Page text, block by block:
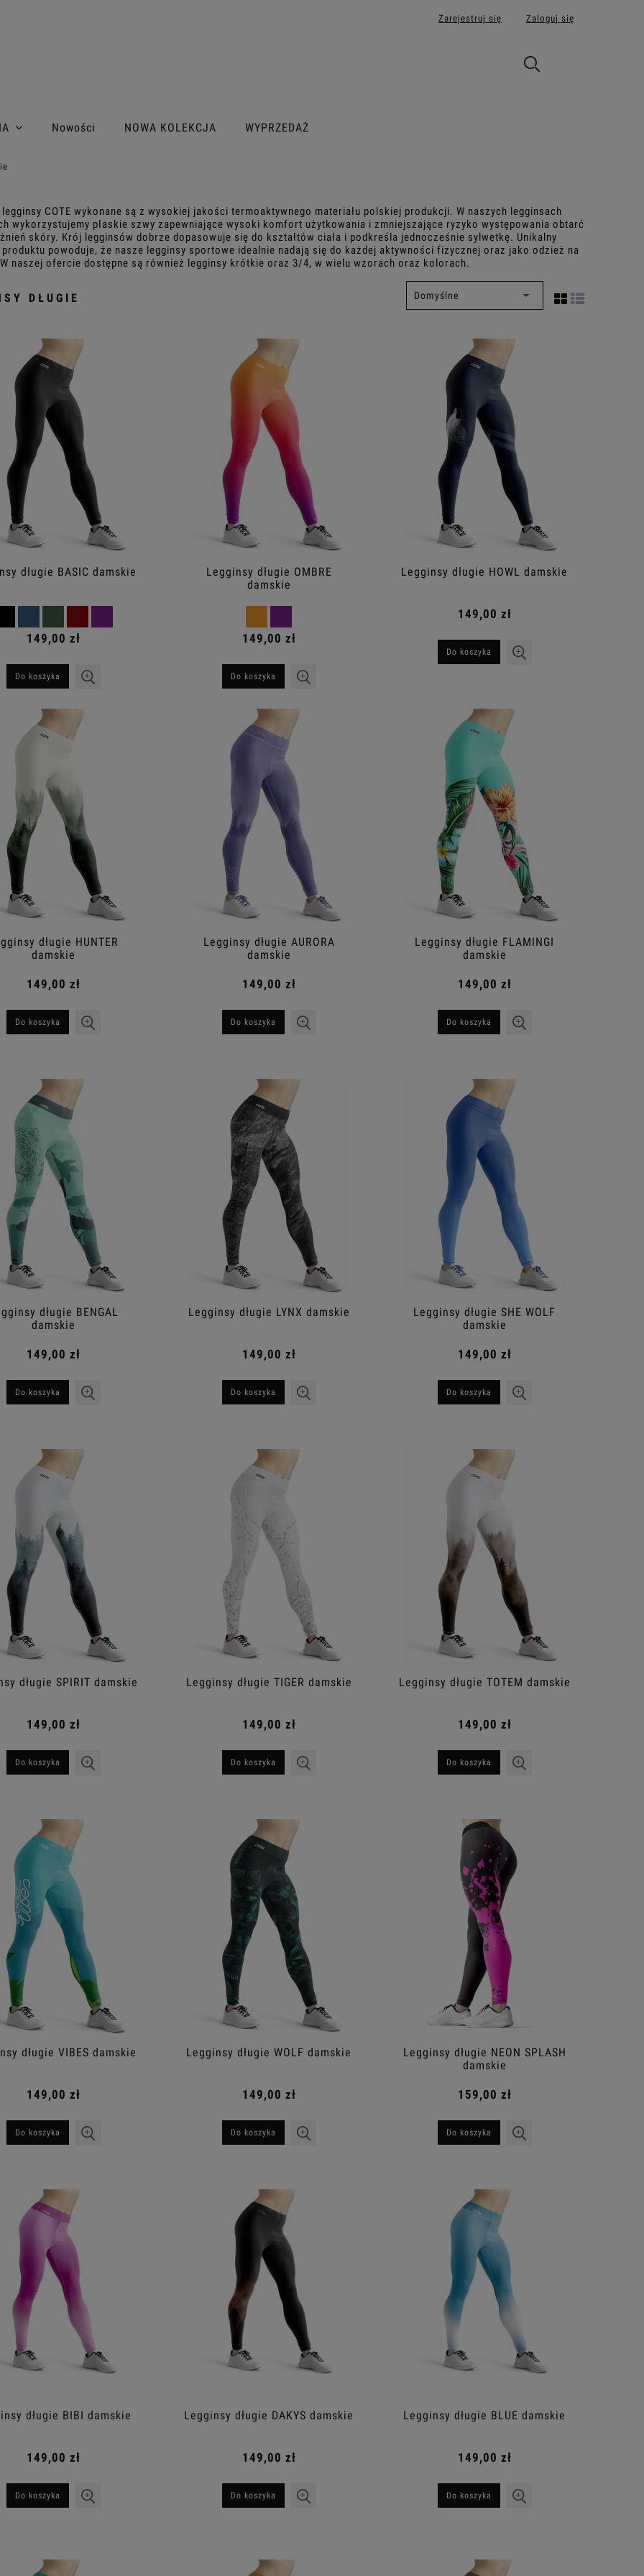
Zarejestruj się Zaloguj się
Nowości NOWA KOLEKCJA WYPRZEDAŻ
COTE wykonane są z wysokiej jakości termoaktywnego materiału polskiej produkcji. W naszych legginsach
wykorzystujemy płaskie szwy zapewniające wysoki komfort użytkowania i zmniejszające ryzyko występowania obtarć
skóry. Krój legginsów dobrze dopasowuje się do kształtów ciała i podkreśla jednocześnie sylwetkę. Unikalny
powoduje, że nasze legginsy sportowe idealnie nadają się do każdej aktywności fizycznej oraz jako odzież na
naszej ofercie dostępne są również legginsy krótkie oraz 3/4, w wielu wzorach oraz kolorach.
DŁUGIE
długie BASIC damskie
149,00 zł
Do koszyka
Legginsy długie OMBRE
damskie
149,00 zł
Do koszyka
Legginsy długie HOWL damskie
149,00 zł
Do koszyka
długie HUNTER
damskie
149,00 zł
Do koszyka
Legginsy długie AURORA
damskie
149,00 zł
Do koszyka
Legginsy długie FLAMINGI
damskie
149,00 zł
Do koszyka
długie BENGAL
damskie
149,00 zł
Do koszyka
Legginsy długie LYNX damskie
149,00 zł
Do koszyka
Legginsy długie SHE WOLF
damskie
149,00 zł
Do koszyka
długie SPIRIT damskie
149,00 zł
Do koszyka
Legginsy długie TIGER damskie
149,00 zł
Do koszyka
Legginsy długie TOTEM damskie
149,00 zł
Do koszyka
długie VIBES damskie
149,00 zł
Do koszyka
Legginsy długie WOLF damskie
149,00 zł
Do koszyka
Legginsy długie NEON SPLASH
damskie
159,00 zł
Do koszyka
długie BIBI damskie
149,00 zł
Do koszyka
Legginsy długie DAKYS damskie
149,00 zł
Do koszyka
Legginsy długie BLUE damskie
149,00 zł
Do koszyka